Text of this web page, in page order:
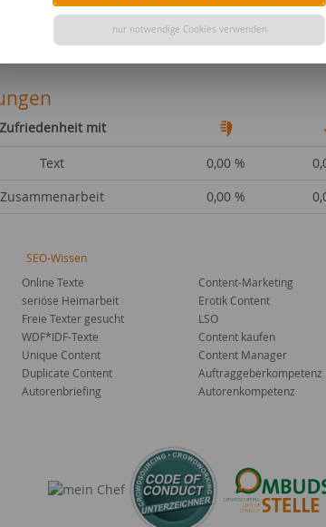
nur notwendige Cookies verwenden
Qualifikationen
für Deutsch als Fremdsprache
Zufriedenheit mit
Text 0,00 %
Zusammenarbeit
0,00 %
SEO-Wissen
Online Texte
seriöse Heimarbeit
Freie Texter gesucht
WDF*IDF-Texte
Unique Content
Duplicate Content
Autorenbriefing
Content-Marketing
Erotik Content
LSO
Content kaufen
Content Manager
Auftraggeberkompetenz
Autorenkompetenz